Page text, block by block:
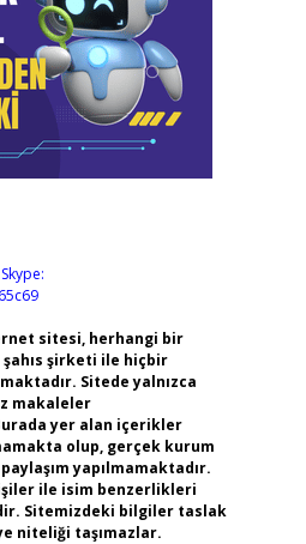
Skype:
sitesi, herhangi bir
şirketi ile hiçbir
Sitede yalnızca
makaleler
yer alan içerikler
olup, gerçek kurum
yapılmamaktadır.
ile isim benzerlikleri
Sitemizdeki bilgiler taslak
niteliği taşımazlar.